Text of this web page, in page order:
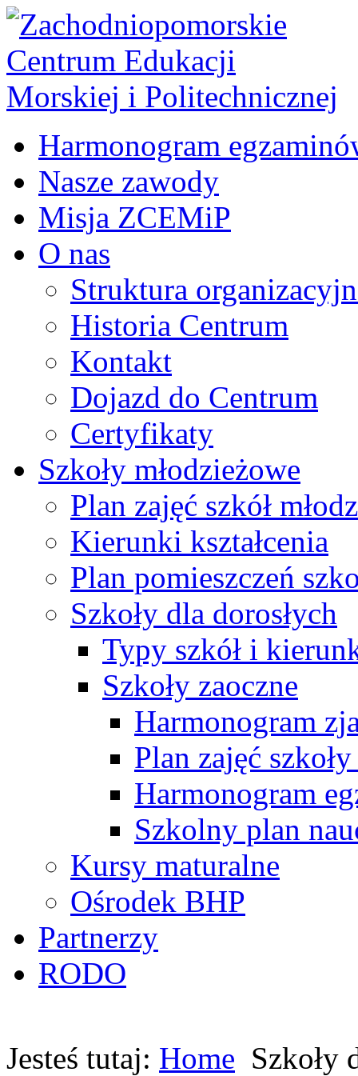
Harmonogram
Nasze zawody
Misja ZCEMiP
O nas
Struktura
Historia Centrum
Kontakt
Dojazd do Centrum
Certyfikaty
Szkoły młodzieżowe
Plan zajęć szkół
Kierunki kształcenia
Plan pomieszczeń
Szkoły dla dorosłych
Typy szkół i
Szkoły zaoczne
Harmonogram
Plan zajęć
Harmonogram
Szkolny plan
Kursy maturalne
Ośrodek BHP
Partnerzy
RODO
Jesteś tutaj: Home Szkoły